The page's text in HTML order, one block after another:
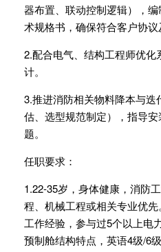
器布置、联动控制逻辑），
术规格书，确保符合客户协议
2.配合电气、结构工程师优
计。
3.推进消防相关物料降本与
估、选型规范制定），指导
题。
任职要求：
1.22-35岁，身体健康，消防
程、机械工程或相关专业优
工作经验，参与过5个以上电
预制舱结构特点，英语4级/6